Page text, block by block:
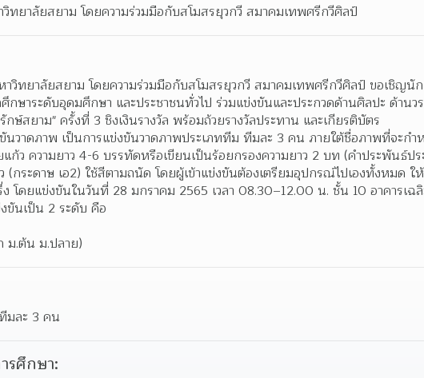
ยาลัยสยาม โดยความร่วมมือกับสโมสรยุวกวี สมาคมเทพศรีกวีศิลป์
วิทยาลัยสยาม โดยความร่วมมือกับสโมสรยุวกวี สมาคมเทพศรีกวีศิลป์ ขอเชิญนัก
าระดับอุดมศึกษา และประชาชนทั่วไป ร่วมแข่งขันและประกวดด้านศิลปะ ด้านว
ษ์สยาม" ครั้งที่ 3 ชิงเงินรางวัล พร้อมถ้วยรางวัลประทาน และเกียรติบัตร
นวาดภาพ เป็นการแข่งขันวาดภาพประเภททีม ทีมละ 3 คน ภายใต้ชื่อภาพที่จะก
แก้ว ความยาว 4-6 บรรทัดหรือเขียนเป็นร้อยกรองความยาว 2 บท (คำประพันธ์ป
ระดาษ เอ2) ใช้สีตามถนัด โดยผู้เข้าแข่งขันต้องเตรียมอุปกรณ์ไปเองทั้งหมด ให้
ง โดยแข่งขันในวันที่ 28 มกราคม 2565 เวลา 08.30–12.00 น. ชั้น 10 อาคารเฉ
ขันเป็น 2 ระดับ คือ
ม.ต้น ม.ปลาย)
มละ 3 คน
รศึกษา: